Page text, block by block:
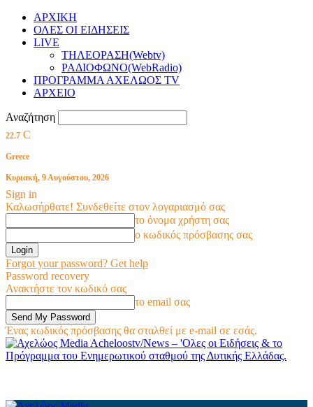
ΑΡΧΙΚΗ
ΟΛΕΣ ΟΙ ΕΙΔΗΣΕΙΣ
LIVE
ΤΗΛΕΟΡΑΣΗ(Webtv)
ΡΑΔΙΟΦΩΝΟ(WebRadio)
ΠΡΟΓΡΑΜΜΑ ΑΧΕΛΩΟΣ TV
ΑΡΧΕΙΟ
Αναζήτηση
22.7 C
Greece
Κυριακή, 9 Αυγούστου, 2026
Sign in
Καλωσήρθατε! Συνδεθείτε στον λογαριασμό σας
το όνομα χρήστη σας
ο κωδικός πρόσβασης σας
Forgot your password? Get help
Password recovery
Ανακτήστε τον κωδικό σας
το email σας
Ένας κωδικός πρόσβασης θα σταλθεί με e-mail σε εσάς.
Acheloostv/News – 'Ολες οι Ειδήσεις & το
Πρόγραμμα του Ενημερωτικού σταθμού της Δυτικής Ελλάδας.